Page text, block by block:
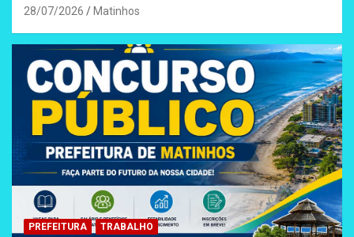
28/07/2026 Matinhos
PREFEITURA TRABALHO